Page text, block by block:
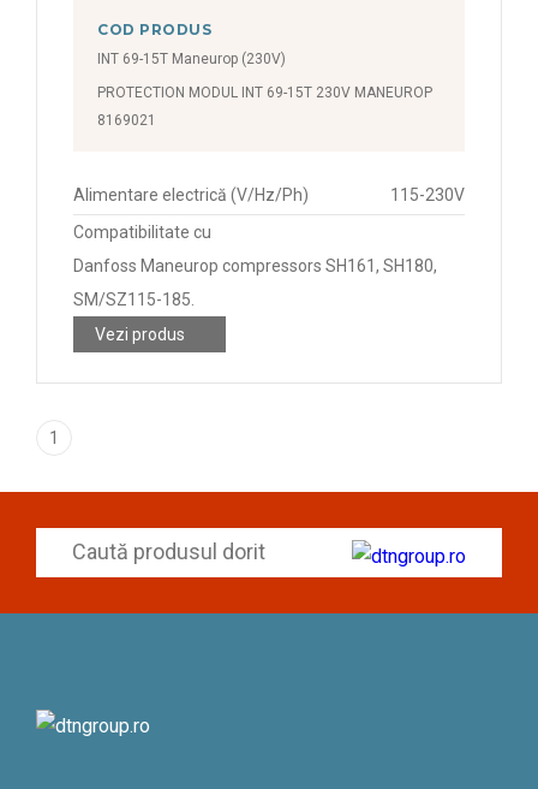
COD PRODUS
INT 69-15T Maneurop (230V)
PROTECTION MODUL INT 69-15T 230V MANEUROP
8169021
Alimentare electrică (V/Hz/Ph)
115-230V
Compatibilitate cu
Danfoss Maneurop compressors SH161, SH180,
SM/SZ115-185.
Vezi produs
1